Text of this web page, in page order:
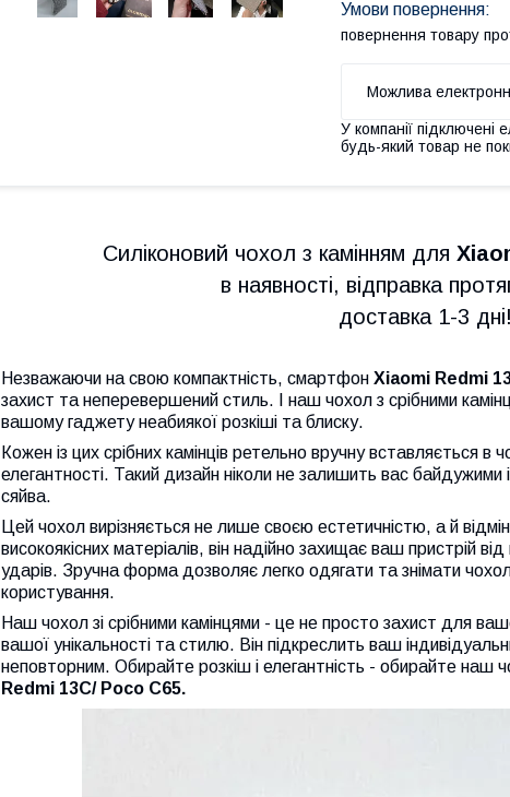
повернення товару
У компанії підключені
будь-який товар не
Силіконовий чохол з камінням для
в наявності, відправка
доставка 1-3
Незважаючи на свою компактність, смартфон Xiaomi Redmi
захист та неперевершений стиль. І наш чохол з срібними
вашому гаджету неабиякої розкіші та блиску.
Кожен із цих срібних камінців ретельно вручну вставляється в
елегантності. Такий дизайн ніколи не залишить вас
сяйва.
Цей чохол вирізняється не лише своєю естетичністю, а й
високоякісних матеріалів, він надійно захищає ваш пристрій
ударів. Зручна форма дозволяє легко одягати та знімати
користування.
Наш чохол зі срібними камінцями - це не просто захист для
вашої унікальності та стилю. Він підкреслить ваш
неповторним. Обирайте розкіш і елегантність - обирайте наш
Redmi 13C/ Poco C65.